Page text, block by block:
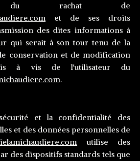
du rachat de
et de ses droits
des dites informations à
qui serait à son tour tenu de la
conservation et de modification
à vis de l'utilisateur du
.
et la confidentialité des
et des données personnelles de
utilise des
des dispositifs standards tels que